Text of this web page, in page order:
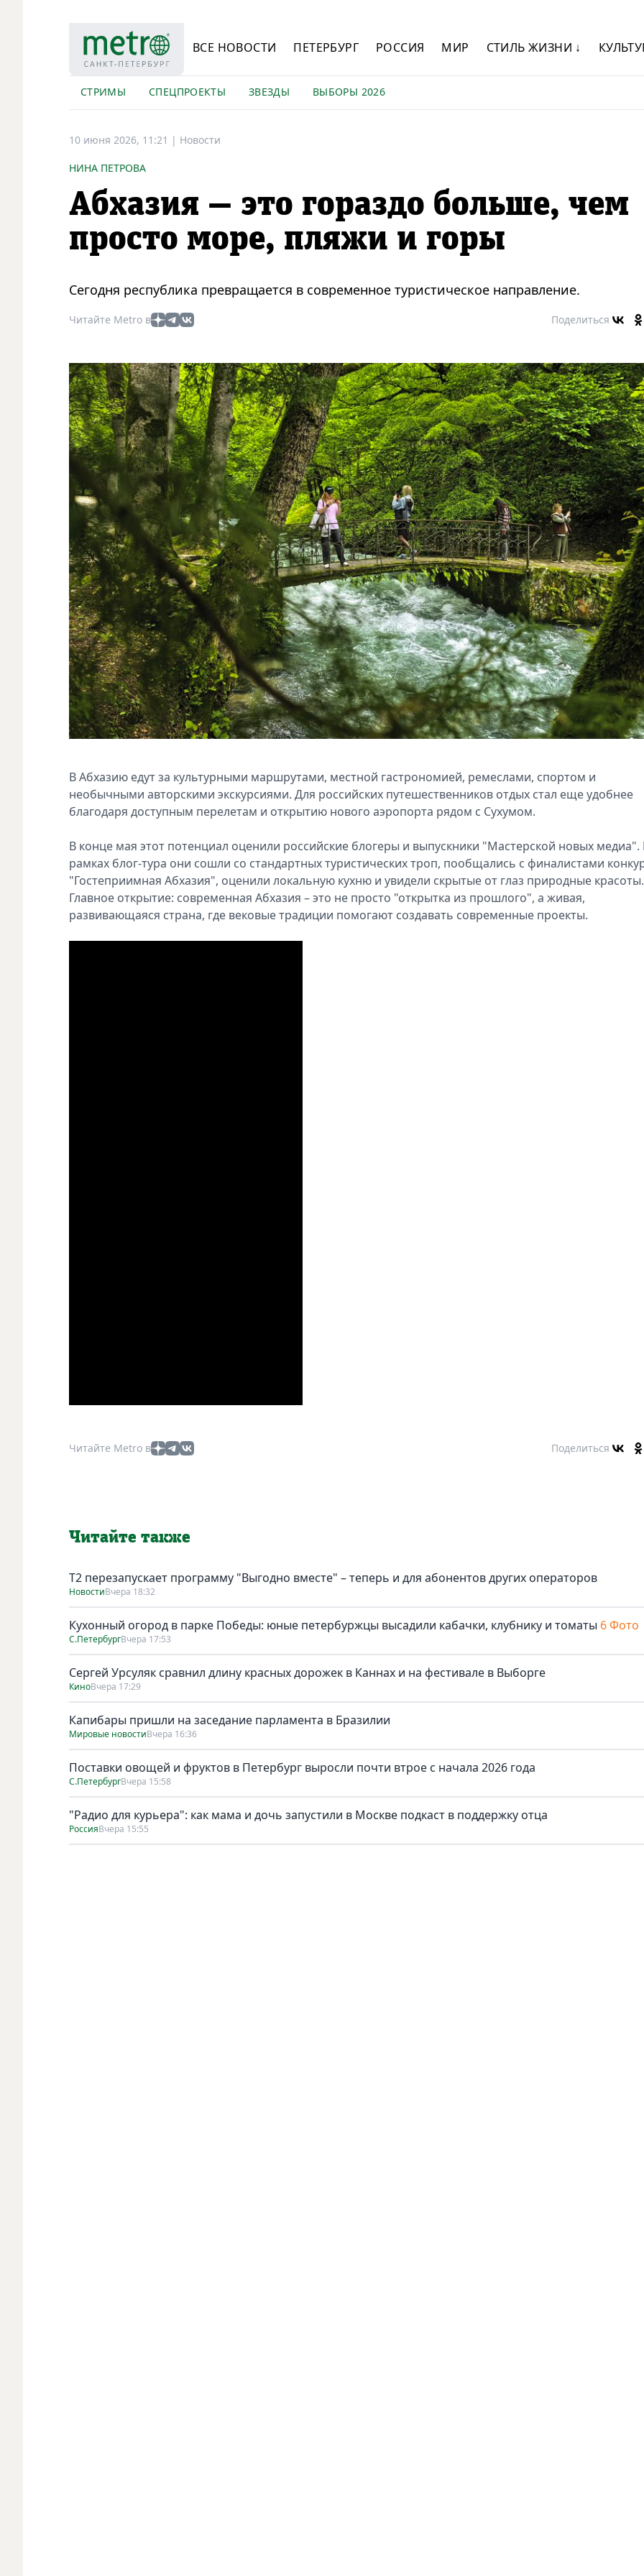
ВСЕ НОВОСТИ ПЕТЕРБУРГ РОССИЯ МИР СТИЛЬ ЖИЗНИ ↓
СТРИМЫ СПЕЦПРОЕКТЫ ЗВЕЗДЫ ВЫБОРЫ 2026
10 июня 2026, 11:21 | Новости
НИНА ПЕТРОВА
Абхазия — это гораздо больше, чем
просто море, пляжи и горы
Сегодня республика превращается в современное туристическое направление.
Читайте Metro в Поделиться
В Абхазию едут за культурными маршрутами, местной гастрономией, ремеслами, спортом и
необычными авторскими экскурсиями. Для российских путешественников отдых стал еще удобнее
благодаря доступным перелетам и открытию нового аэропорта рядом с Сухумом.
В конце мая этот потенциал оценили российские блогеры и выпускники "Мастерской новых медиа".
рамках блог-тура они сошли со стандартных туристических троп, пообщались с финалистами
"Гостеприимная Абхазия", оценили локальную кухню и увидели скрытые от глаз природные красоты.
Главное открытие: современная Абхазия – это не просто "открытка из прошлого", а живая,
развивающаяся страна, где вековые традиции помогают создавать современные проекты.
Читайте Metro в Поделиться
Читайте также
Т2 перезапускает программу "Выгодно вместе" – теперь и для абонентов других операторов
НовостиВчера 18:32
Кухонный огород в парке Победы: юные петербуржцы высадили кабачки, клубнику и томаты 6 Фото
С.ПетербургВчера 17:53
Сергей Урсуляк сравнил длину красных дорожек в Каннах и на фестивале в Выборге
КиноВчера 17:29
Капибары пришли на заседание парламента в Бразилии
Мировые новостиВчера 16:36
Поставки овощей и фруктов в Петербург выросли почти втрое с начала 2026 года
С.ПетербургВчера 15:58
"Радио для курьера": как мама и дочь запустили в Москве подкаст в поддержку отца
РоссияВчера 15:55